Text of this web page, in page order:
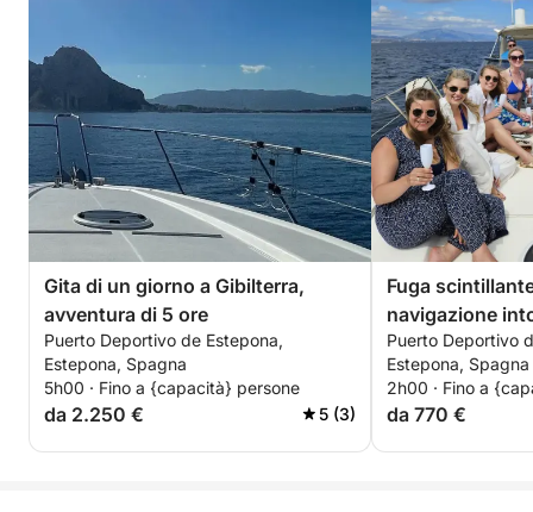
Gita di un giorno a Gibilterra,
avventura di 5 ore
Puerto Deportivo de Estepona,
Estepona, Spagna
5h00 · Fino a {capacità} persone
da 2.250 € 5 (3)
Fuga
navigazione
Puerto Deportivo
Estepona, Spagna
2h00 · Fino a
da 770 €